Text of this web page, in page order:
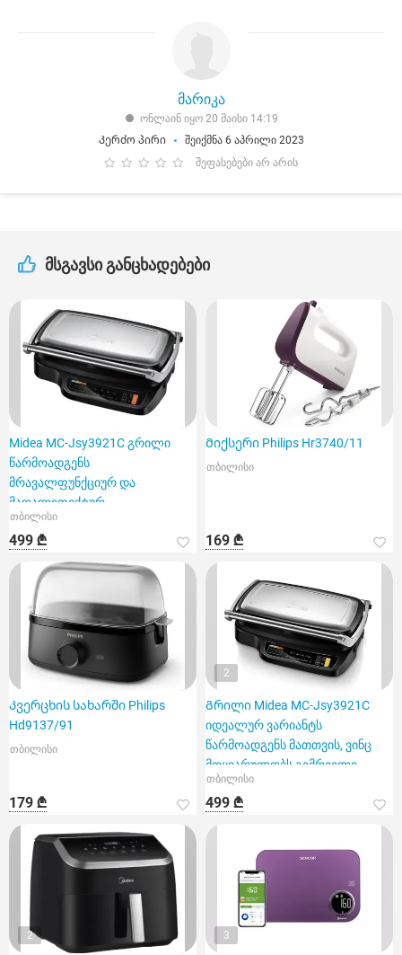
მარიკა
ონლაინ იყო 20 მაისი 14:19
Კერძო პირი
შეიქმნა 6 აპრილი 2023
შეფასებები არ არის
მსგავსი განცხადებები
Midea MC-Jsy3921C გრილი
წარმოადგენს
მრავალფუნქციურ და
მაღალეფექტურ
მოწყობილობას
თბილისი
499 ₾
Მიქსერი Philips Hr3740/11
თბილისი
169 ₾
Კვერცხის სახარში Philips
Hd9137/91
თბილისი
179 ₾
2
Გრილი Midea MC-Jsy3921C
იდეალურ ვარიანტს
წარმოადგენს მათთვის, ვინც
მოყვარულობს გემრიელი
კერძების სწრ
თბილისი
499 ₾
2 3